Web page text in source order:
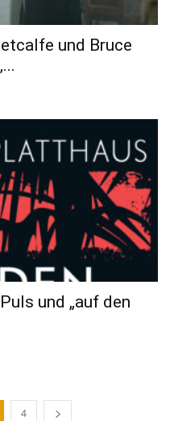
und Bruce
und „auf den
4